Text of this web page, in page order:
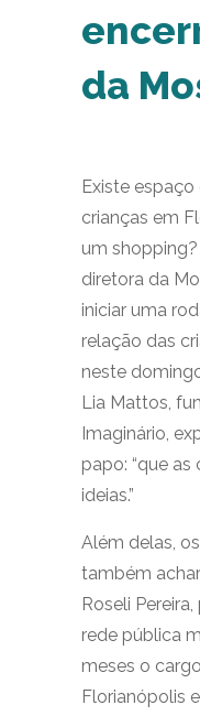
da
Existe
crianças em
um
diretora da
iniciar uma
relação das
neste
Lia Mattos,
Imaginário,
papo: “que
ideias.”
Além delas,
também
Roseli
rede pública
meses o
Florianópolis